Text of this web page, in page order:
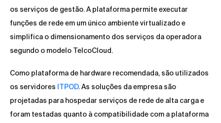
os serviços de gestão. A plataforma permite executar
funções de rede em um único ambiente virtualizado e
simplifica o dimensionamento dos serviços da operadora
segundo o modelo TelcoCloud.
Como plataforma de hardware recomendada, são utilizados
os servidores ITPOD. As soluções da empresa são
projetadas para hospedar serviços de rede de alta carga e
foram testadas quanto à compatibilidade com a plataforma